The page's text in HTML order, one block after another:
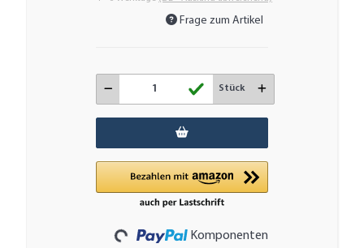
Frage zum Artikel
Stück
Loading...
Komponenten